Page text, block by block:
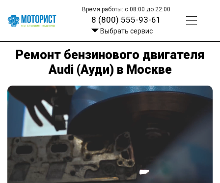
Время работы: с 08:00 до 22:00
8 (800) 555-93-61
Выбрать сервис
Ремонт бензинового двигателя
Audi (Ауди) в Москве